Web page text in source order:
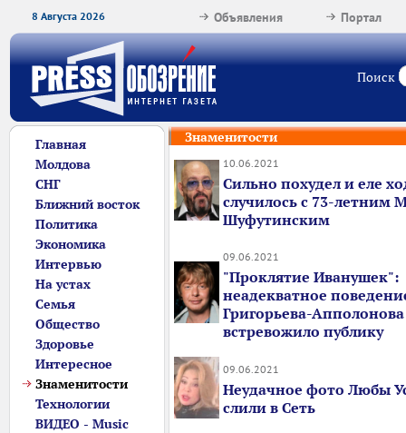
8 Августа 2026 Портал
Объявления
Поиск
Главная
Молдова
СНГ
Ближний восток
Политика
Экономика
Интервью
На устах
Семья
Общество
Здоровье
Интересное
Знаменитости
Технологии
ВИДЕО - Music
Знаменитости
10.06.2021
Сильно похудел и еле
случилось с 73-летним
Шуфутинским
09.06.2021
"Проклятие Иванушек":
неадекватное
Григорьева-Апполонова
встревожило публику
09.06.2021
Неудачное фото Любы
слили в Сеть